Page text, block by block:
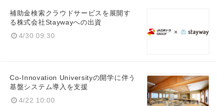
補助金検索クラウドサービスを展開す
る株式会社Staywayへの出資
4/30 09:30
Co-Innovation Universityの開学に伴う
基盤システム導入を支援
4/22 10:00